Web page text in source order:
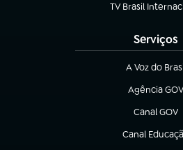
TV Brasil
(abre em nova
Serviços
A Voz do
(abre em
Agência GOV
(abre em
Canal GOV
(abre em
Canal
(abre em nova